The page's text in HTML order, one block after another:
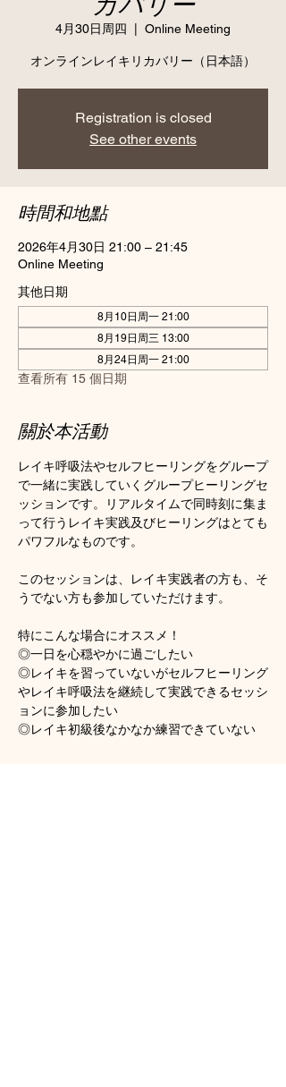
4月30日周四 Online Meeting
オンラインレイキリカバリー（日本語）
Registration is closed
See other events
時間和地點
2026年4月30日 21:00 – 21:45
Online Meeting
其他日期
8月10日周一 21:00
8月19日周三 13:00
8月24日周一 21:00
查看所有 15 個日期
關於本活動
レイキ呼吸法やセルフヒーリングをグループ
で一緒に実践していくグループヒーリングセ
ッションです。リアルタイムで同時刻に集ま
って行うレイキ実践及びヒーリングはとても
パワフルなものです。
このセッションは、レイキ実践者の方も、そ
うでない方も参加していただけます。
特にこんな場合にオススメ！
◎一日を心穏やかに過ごしたい
◎レイキを習っていないがセルフヒーリング
やレイキ呼吸法を継続して実践できるセッシ
ョンに参加したい
◎レイキ初級後なかなか練習できていない